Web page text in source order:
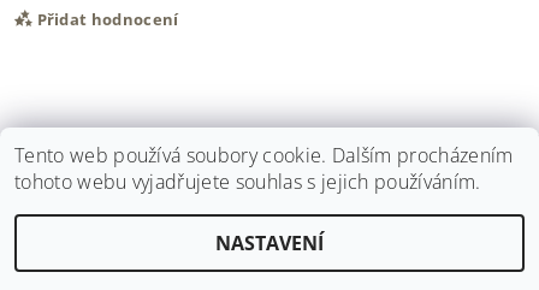
Přidat hodnocení
2026 ©E-len, všechna práva vyhrazenaUpravit nastavení cookies
Tento web používá soubory cookie. Dalším procházením
tohoto webu vyjadřujete souhlas s jejich používáním.
NASTAVENÍ